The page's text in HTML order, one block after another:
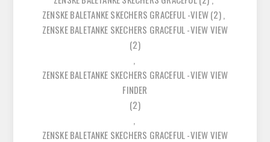
ZENSKE BALETANKE SKECHERS GRACEFUL -VIEW(2),
ZENSKE BALETANKE SKECHERS GRACEFUL -VIEW VIEW
(2)
,
ZENSKE BALETANKE SKECHERS GRACEFUL -VIEW VIEW
FINDER
(2)
,
ZENSKE BALETANKE SKECHERS GRACEFUL -VIEW VIEW